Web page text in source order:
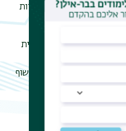
קטן נוסף שהגיעה מחפירות
מונים.
תיירותית-חינוכית
הסינון. בפרויקט
אלף איש, וזהו המחקר הארכיאולוגי החשוף
ארכיאולוגית מסודת,
שופכים אור חדש על הר